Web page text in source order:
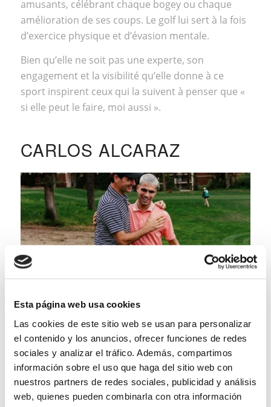
Esta página web usa cookies
Las cookies de este sitio web se usan para personalizar
el contenido y los anuncios, ofrecer funciones de redes
sociales y analizar el tráfico. Además, compartimos
información sobre el uso que haga del sitio web con
nuestros partners de redes sociales, publicidad y análisis
web, quienes pueden combinarla con otra información
amusants, célébrant chaque bogey ou chaque
amélioration de ses coups. Le golf lui sert à la fois
d’exercice physique et d’évasion mentale.
Bien qu’elle ne soit pas une experte, son
engagement et la visibilité qu’elle donne à ce
sport inspirent ceux qui la suivent à penser que «
si elle peut le faire, moi aussi ».
CARLOS ALCARAZ
La jeune star du tennis devient également un
passionné de golf. Son intérêt a commencé
pendant la pandémie, lorsque des entraîneurs et
des amis lui ont enseigné les bases du swing.
Il a déclaré que chaque fois qu’il a des jours de